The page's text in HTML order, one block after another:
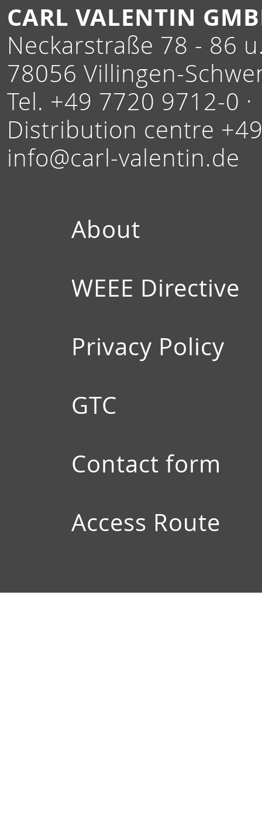
CARL VALENTIN
Neckarstraße 78 - 86
78056 Villingen-
Tel. +49 7720 9712-0 ·
Distribution centre
info@carl-valentin.de
About
WEEE Directive
Privacy Policy
GTC
Contact form
Access Route